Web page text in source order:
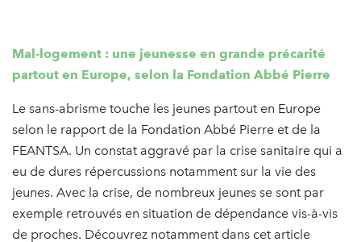
Mal-logement : une jeunesse en grande précarité
partout en Europe, selon la Fondation Abbé Pierre
Le sans-abrisme touche les jeunes partout en Europe
selon le rapport de la Fondation Abbé Pierre et de la
FEANTSA. Un constat aggravé par la crise sanitaire qui a
eu de dures répercussions notamment sur la vie des
jeunes. Avec la crise, de nombreux jeunes se sont par
exemple retrouvés en situation de dépendance vis-à-vis
de proches. Découvrez notamment dans cet article